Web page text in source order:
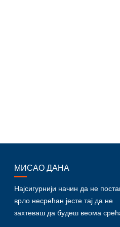
МИСАО ДАНА
Најсигурнији начин да не
врло несрећан јесте тај да не
захтеваш да будеш веома